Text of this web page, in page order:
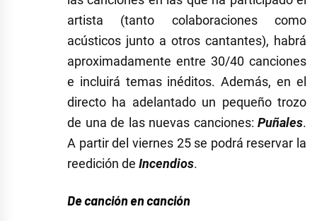
artista (tanto colaboraciones como
acústicos junto a otros cantantes), habrá
aproximadamente entre 30/40 canciones
e incluirá temas inéditos. Además, en el
directo ha adelantado un pequeño trozo
de una de las nuevas canciones: Puñales.
A partir del viernes 25 se podrá reservar la
reedición de Incendios.
De canción en canción